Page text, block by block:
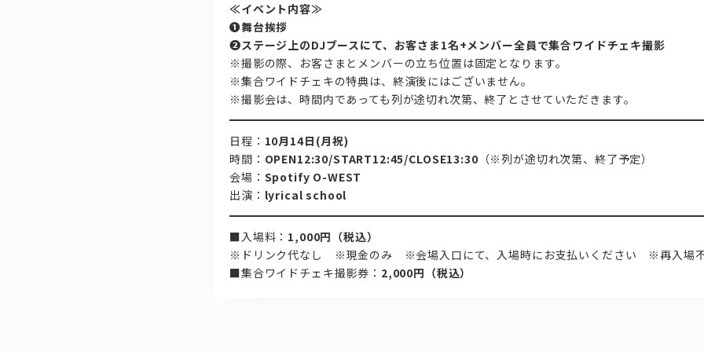
≪イベント内容≫
➊舞台挨拶
➋ステージ上のDJブースにて、お客さま1名+メンバー全員で集合ワイドチェキ撮影
※撮影の際、お客さまとメンバーの立ち位置は固定となります。
※集合ワイドチェキの特典は、終演後にはございません。
※撮影会は、時間内であっても列が途切れ次第、終了とさせていただきます。
日程： 10月14日(月祝)
時間： OPEN12:30/START12:45/CLOSE13:30 （※列が途切れ次第、終了予定）
会場： Spotify O-WEST
出演： lyrical school
■入場料： 1,000円（税込）
※ドリンク代なし ※現金のみ ※会場入口にて、入場時にお支払いください ※再入場
■集合ワイドチェキ撮影券： 2,000円（税込）